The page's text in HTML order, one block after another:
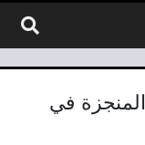
المنجزة في